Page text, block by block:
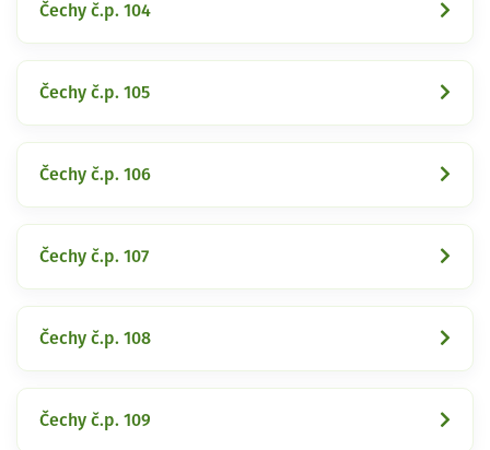
Čechy č.p. 104
Čechy č.p. 105
Čechy č.p. 106
Čechy č.p. 107
Čechy č.p. 108
Čechy č.p. 109